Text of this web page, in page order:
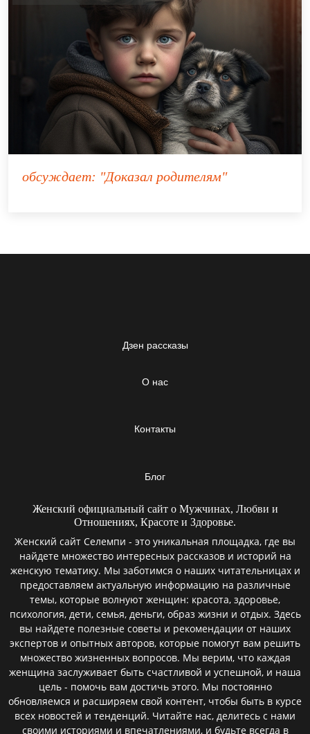
обсуждает: "Доказал родителям"
Дзен рассказы
О нас
Контакты
Блог
Женский официальный сайт о Мужчинах, Любви и
Отношениях, Красоте и Здоровье.
Женский сайт Селемпи - это уникальная площадка, где вы
найдете множество интересных рассказов и историй на
женскую тематику. Мы заботимся о наших читательницах и
предоставляем актуальную информацию на различные
темы, которые волнуют женщин: красота, здоровье,
психология, дети, семья, деньги, образ жизни и отдых. Здесь
вы найдете полезные советы и рекомендации от наших
экспертов и опытных авторов, которые помогут вам решить
множество жизненных вопросов. Мы верим, что каждая
женщина заслуживает быть счастливой и успешной, и наша
цель - помочь вам достичь этого. Мы постоянно
обновляемся и расширяем свой контент, чтобы быть в курсе
всех новостей и тенденций. Читайте нас, делитесь с нами
своими историями и впечатлениями, и будьте всегда в